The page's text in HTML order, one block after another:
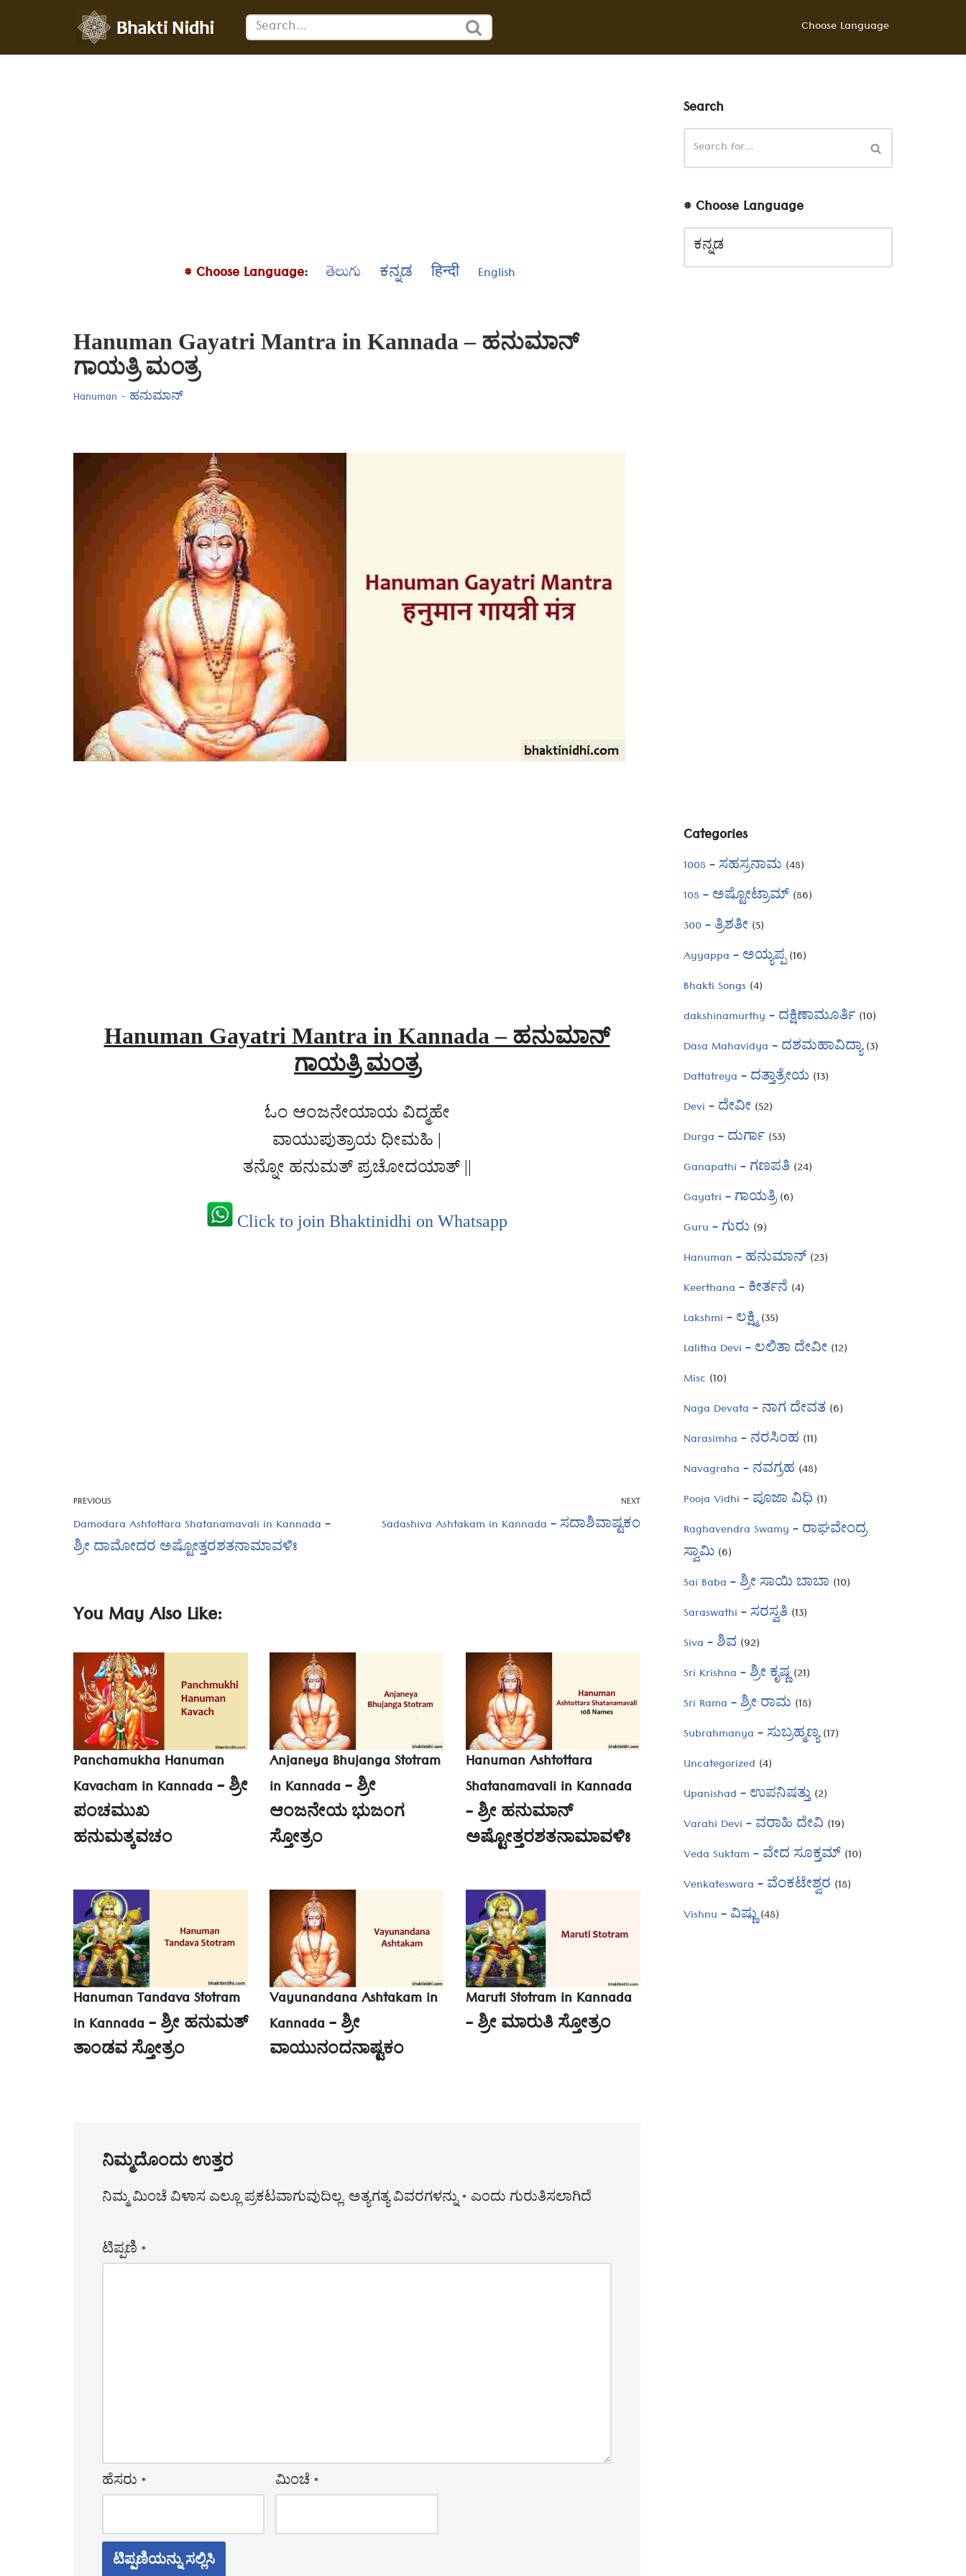
Choose Language
# Choose Language: తెలుగు ಕನ್ನಡ हिन्दी English
Hanuman Gayatri Mantra in Kannada – ಹನುಮಾನ್
ಗಾಯತ್ರಿ ಮಂತ್ರ
Hanuman - ಹನುಮಾನ್
Hanuman Gayatri Mantra in Kannada – ಹನುಮಾನ್
ಗಾಯತ್ರಿ ಮಂತ್ರ
ಓಂ ಆಂಜನೇಯಾಯ ವಿದ್ಮಹೇ
ವಾಯುಪುತ್ರಾಯ ಧೀಮಹಿ |
ತನ್ನೋ ಹನುಮತ್ ಪ್ರಚೋದಯಾತ್ ||
Click to join Bhaktinidhi on Whatsapp
PREVIOUS
Damodara Ashtottara Shatanamavali in Kannada –
ಶ್ರೀ ದಾಮೋದರ ಅಷ್ಟೋತ್ತರಶತನಾಮಾವಳಿಃ
NEXT
Sadashiva Ashtakam in Kannada – ಸದಾಶಿವಾಷ್ಟಕಂ
You May Also Like:
Panchamukha Hanuman
Kavacham in Kannada – ಶ್ರೀ
ಪಂಚಮುಖ
ಹನುಮತ್ಕವಚಂ
Anjaneya Bhujanga Stotram
in Kannada – ಶ್ರೀ
ಆಂಜನೇಯ ಭುಜಂಗ
ಸ್ತೋತ್ರಂ
Hanuman Ashtottara
Shatanamavali in Kannada
– ಶ್ರೀ ಹನುಮಾನ್
ಅಷ್ಟೋತ್ತರಶತನಾಮಾವಳಿಃ
Hanuman Tandava Stotram
in Kannada – ಶ್ರೀ ಹನುಮತ್
ತಾಂಡವ ಸ್ತೋತ್ರಂ
Vayunandana Ashtakam in
Kannada – ಶ್ರೀ
ವಾಯುನಂದನಾಷ್ಟಕಂ
Maruti Stotram in Kannada
– ಶ್ರೀ ಮಾರುತಿ ಸ್ತೋತ್ರಂ
ನಿಮ್ಮದೊಂದು ಉತ್ತರ
ನಿಮ್ಮ ಮಿಂಚೆ ವಿಳಾಸ ಎಲ್ಲೂ ಪ್ರಕಟವಾಗುವುದಿಲ್ಲ. ಅತ್ಯಗತ್ಯ ವಿವರಗಳನ್ನು* ಎಂದು ಗುರುತಿಸಲಾಗಿದೆ
ಟಿಪ್ಪಣಿ *
ಹೆಸರು * ಮಿಂಚೆ*
Search
# Choose Language
Categories
1008 – ಸಹಸ್ರನಾಮ (48)
108 – ಅಷ್ಟೋಟ್ರಾಮ್(86)
300 – ತ್ರಿಶತೀ (5)
Ayyappa – ಅಯ್ಯಪ್ಪ(16)
Bhakti Songs(4)
dakshinamurthy – ದಕ್ಷಿಣಾಮೂರ್ತಿ(10)
Dasa Mahavidya – ದಶಮಹಾವಿದ್ಯಾ(3)
Dattatreya – ದತ್ತಾತ್ರೇಯ (13)
Devi – ದೇವೀ (52)
Durga – ದುರ್ಗಾ(53)
Ganapathi – ಗಣಪತಿ (24)
Gayatri – ಗಾಯತ್ರಿ(6)
Guru – ಗುರು (9)
Hanuman – ಹನುಮಾನ್(23)
Keerthana – ಕೀರ್ತನೆ (4)
Lakshmi – ಲಕ್ಷ್ಮಿ(35)
Lalitha Devi – ಲಲಿತಾ ದೇವೀ (12)
Misc (10)
Naga Devata – ನಾಗ ದೇವತ(6)
Narasimha – ನರಸಿಂಹ (11)
Navagraha – ನವಗ್ರಹ (48)
Pooja Vidhi – ಪೂಜಾ ವಿಧಿ (1)
Raghavendra Swamy – ರಾಘವೇಂದ್ರ
ಸ್ವಾಮಿ(6)
Sai Baba – ಶ್ರೀ ಸಾಯಿ ಬಾಬಾ (10)
Saraswathi – ಸರಸ್ವತಿ (13)
Siva – ಶಿವ (92)
Sri Krishna – ಶ್ರೀ ಕೃಷ್ಣ(21)
Sri Rama – ಶ್ರೀ ರಾಮ (18)
Subrahmanya – ಸುಬ್ರಹ್ಮಣ್ಯ(17)
Uncategorized (4)
Upanishad – ಉಪನಿಷತ್ತು(2)
Varahi Devi – ವರಾಹಿ ದೇವಿ (19)
Veda Suktam – ವೇದ ಸೂಕ್ತಮ್(10)
Venkateswara – ವೆಂಕಟೇಶ್ವರ (18)
Vishnu – ವಿಷ್ಣು(48)